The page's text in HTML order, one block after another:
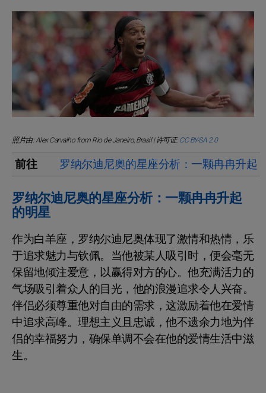
照片由: Alex Carvalho from Rio de Janeiro, Brasil | 许可证:CC BY-SA 2.0
前往 罗纳尔迪尼奥的星座分析：一颗冉冉升起
罗纳尔迪尼奥的星座分析：一颗冉冉升起
的明星
作为白羊座，罗纳尔迪尼奥体现了激情和热情，乐
于追求魅力与钦佩。当他被某人吸引时，便会毫无
保留地倾注爱意，以赢得对方的心。他充满活力的
气场吸引着众人的目光，他的浪漫追求令人兴奋。
伴侣必须尊重他对自由的需求，这激励着他在爱情
中追求高峰。理想主义且忠诚，他不遗余力地为伴
侣的幸福努力，确保单调不会在他的爱情生活中滋
生。